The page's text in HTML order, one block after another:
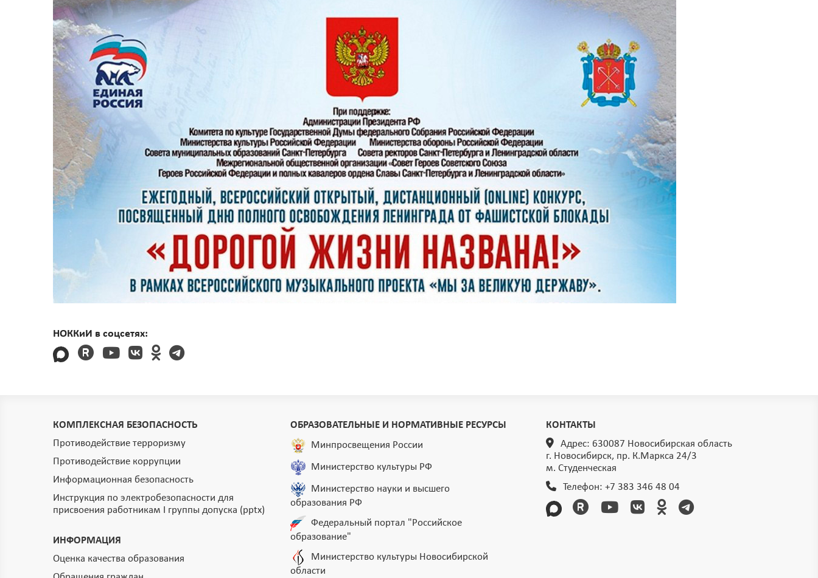
НОККиИ в соцсетях:
КОМПЛЕКСНАЯ БЕЗОПАСНОСТЬ
Противодействие терроризму
Противодействие коррупции
Информационная безопасность
Инструкция по электробезопасности для
присвоения работникам I группы допуска (pptx)
ИНФОРМАЦИЯ
Оценка качества образования
ОБРАЗОВАТЕЛЬНЫЕ И НОРМАТИВНЫЕ РЕСУРСЫ
Минпросвещения России
Министерство культуры РФ
Министерство науки и высшего
образования РФ
Федеральный портал "Российское
образование"
Министерство культуры Новосибирской
области
КОНТАКТЫ
Адрес: 630087 Новосибирская область
г. Новосибирск, пр. К.Маркса 24/3
м. Студенческая
Телефон: +7 383 346 48 04